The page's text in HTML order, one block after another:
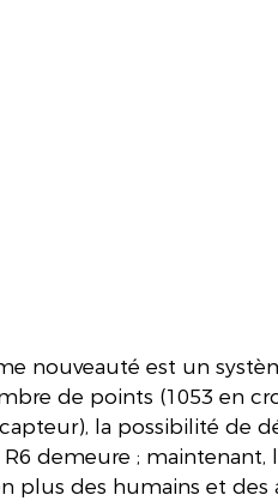
nouveauté est un
de points (1053 en
la possibilité de
R6 demeure ;
plus des humains et des